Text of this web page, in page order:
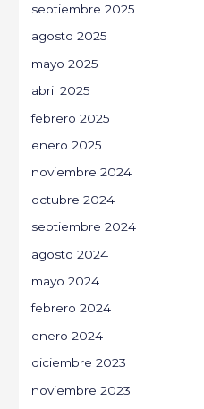
septiembre 2025
agosto 2025
mayo 2025
abril 2025
febrero 2025
enero 2025
noviembre 2024
octubre 2024
septiembre 2024
agosto 2024
mayo 2024
febrero 2024
enero 2024
diciembre 2023
noviembre 2023